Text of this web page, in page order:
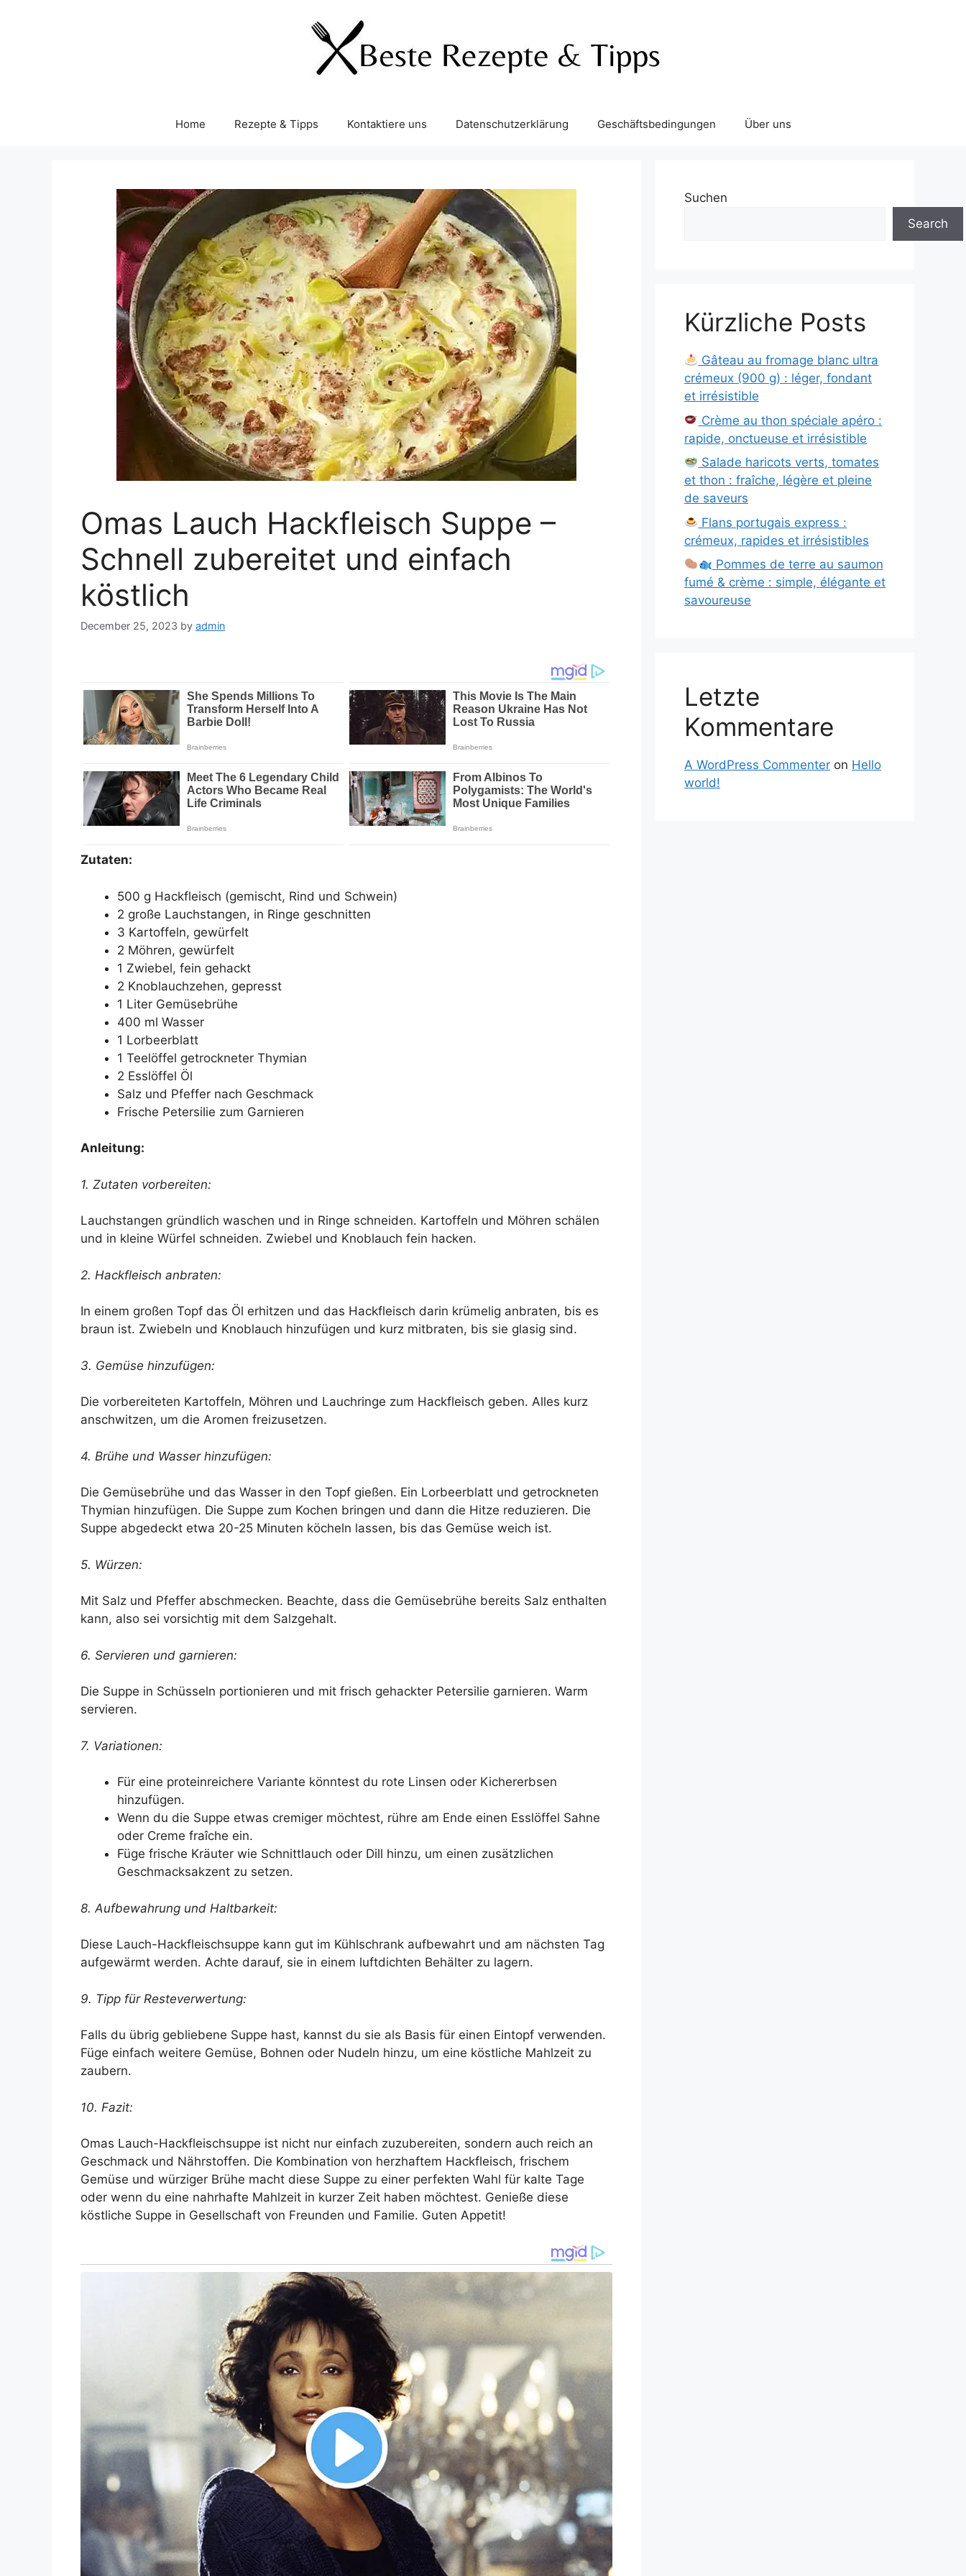
Home Rezepte & Tipps Kontaktiere uns Datenschutzerklärung Geschäftsbedingungen Über uns
Omas Lauch Hackfleisch Suppe –
Schnell zubereitet und einfach
köstlich
December 25, 2023 by admin
Zutaten:
500 g Hackfleisch (gemischt, Rind und Schwein)
2 große Lauchstangen, in Ringe geschnitten
3 Kartoffeln, gewürfelt
2 Möhren, gewürfelt
1 Zwiebel, fein gehackt
2 Knoblauchzehen, gepresst
1 Liter Gemüsebrühe
400 ml Wasser
1 Lorbeerblatt
1 Teelöffel getrockneter Thymian
2 Esslöffel Öl
Salz und Pfeffer nach Geschmack
Frische Petersilie zum Garnieren
Anleitung:
1. Zutaten vorbereiten:
Lauchstangen gründlich waschen und in Ringe schneiden. Kartoffeln und Möhren schälen
und in kleine Würfel schneiden. Zwiebel und Knoblauch fein hacken.
2. Hackfleisch anbraten:
In einem großen Topf das Öl erhitzen und das Hackfleisch darin krümelig anbraten, bis es
braun ist. Zwiebeln und Knoblauch hinzufügen und kurz mitbraten, bis sie glasig sind.
3. Gemüse hinzufügen:
Die vorbereiteten Kartoffeln, Möhren und Lauchringe zum Hackfleisch geben. Alles kurz
anschwitzen, um die Aromen freizusetzen.
4. Brühe und Wasser hinzufügen:
Die Gemüsebrühe und das Wasser in den Topf gießen. Ein Lorbeerblatt und getrockneten
Thymian hinzufügen. Die Suppe zum Kochen bringen und dann die Hitze reduzieren. Die
Suppe abgedeckt etwa 20-25 Minuten köcheln lassen, bis das Gemüse weich ist.
5. Würzen:
Mit Salz und Pfeffer abschmecken. Beachte, dass die Gemüsebrühe bereits Salz enthalten
kann, also sei vorsichtig mit dem Salzgehalt.
6. Servieren und garnieren:
Die Suppe in Schüsseln portionieren und mit frisch gehackter Petersilie garnieren. Warm
servieren.
7. Variationen:
Für eine proteinreichere Variante könntest du rote Linsen oder Kichererbsen
hinzufügen.
Wenn du die Suppe etwas cremiger möchtest, rühre am Ende einen Esslöffel Sahne
oder Creme fraîche ein.
Füge frische Kräuter wie Schnittlauch oder Dill hinzu, um einen zusätzlichen
Geschmacksakzent zu setzen.
8. Aufbewahrung und Haltbarkeit:
Diese Lauch-Hackfleischsuppe kann gut im Kühlschrank aufbewahrt und am nächsten Tag
aufgewärmt werden. Achte darauf, sie in einem luftdichten Behälter zu lagern.
9. Tipp für Resteverwertung:
Falls du übrig gebliebene Suppe hast, kannst du sie als Basis für einen Eintopf verwenden.
Füge einfach weitere Gemüse, Bohnen oder Nudeln hinzu, um eine köstliche Mahlzeit zu
zaubern.
10. Fazit:
Omas Lauch-Hackfleischsuppe ist nicht nur einfach zuzubereiten, sondern auch reich an
Geschmack und Nährstoffen. Die Kombination von herzhaftem Hackfleisch, frischem
Gemüse und würziger Brühe macht diese Suppe zu einer perfekten Wahl für kalte Tage
oder wenn du eine nahrhafte Mahlzeit in kurzer Zeit haben möchtest. Genieße diese
köstliche Suppe in Gesellschaft von Freunden und Familie. Guten Appetit!
Suchen
Search
Kürzliche Posts
Gâteau au fromage blanc ultra
crémeux (900 g) : léger, fondant
et irrésistible
Crème au thon spéciale apéro :
rapide, onctueuse et irrésistible
Salade haricots verts, tomates
et thon : fraîche, légère et pleine
de saveurs
Flans portugais express :
crémeux, rapides et irrésistibles
Pommes de terre au saumon
fumé & crème : simple, élégante et
savoureuse
Letzte
Kommentare
A WordPress Commenter on Hello
world!